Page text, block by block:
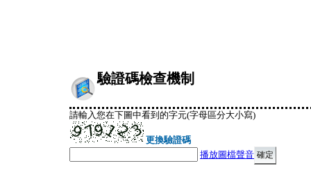
驗證碼檢查機制
請輸入您在下圖中看到的字元(字母區分大小寫)
更換驗證碼
播放圖檔聲音